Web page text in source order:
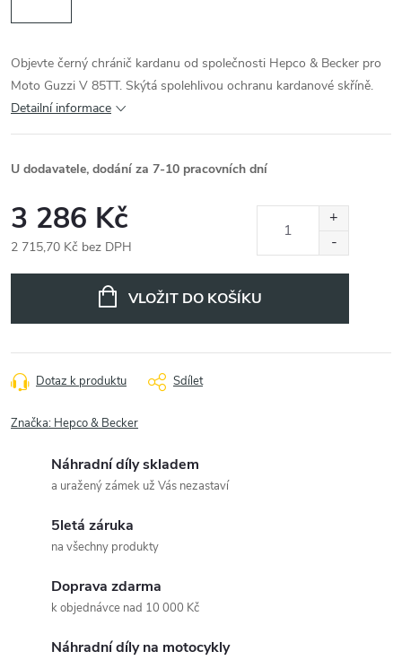
Objevte černý chránič kardanu od společnosti Hepco & Becker pro
Moto Guzzi V 85TT. Skýtá spolehlivou ochranu kardanové skříně.
Detailní informace
U dodavatele, dodání za 7-10 pracovních dní
3 286 Kč
2 715,70 Kč bez DPH
VLOŽIT DO KOŠÍKU
Dotaz k produktu Sdílet
Značka: Hepco & Becker
Náhradní díly skladem
a uražený zámek už Vás nezastaví
5letá záruka
na všechny produkty
Doprava zdarma
k objednávce nad 10 000 Kč
Náhradní díly na motocykly